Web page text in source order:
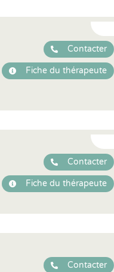
Contacter
Fiche du thérapeute
Contacter
Fiche du thérapeute
Contacter